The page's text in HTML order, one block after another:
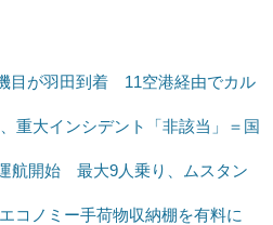
目が羽田到着 11空港経由でカル
重大インシデント「非該当」＝国
航開始 最大9人乗り、ムスタン
コノミー手荷物収納棚を有料に